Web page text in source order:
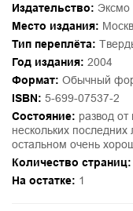
Издательство: Эксмо
Место издания:
Тип переплёта:
Год издания: 2004
Формат: Обычный
ISBN: 5-699-07537-2
Состояние: развод
нескольких последних
остальном очень
Количество страниц:
На остатке: 1